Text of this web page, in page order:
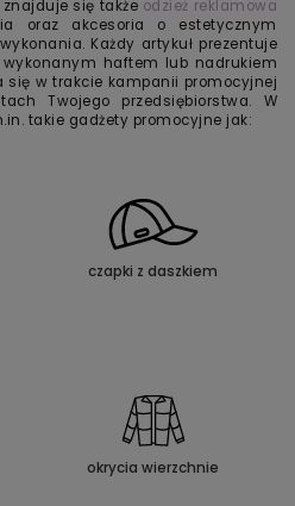
się także odzież reklamowa
oraz akcesoria o estetycznym
Każdy artykuł prezentuje
haftem lub nadrukiem
się w trakcie kampanii promocyjnej
Twojego przedsiębiorstwa. W
takie gadżety promocyjne jak:
czapki z daszkiem
okrycia wierzchnie